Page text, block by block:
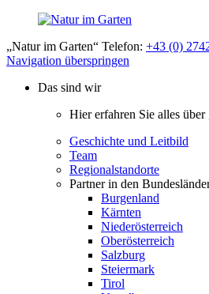
„Natur im Garten“ Telefon: +43 (0)
Navigation überspringen
Das sind wir
Hier erfahren Sie alles
Geschichte und Leitbild
Team
Regionalstandorte
Partner in den
Burgenland
Kärnten
Niederösterreich
Oberösterreich
Salzburg
Steiermark
Tirol